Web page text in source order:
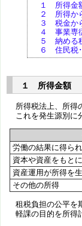
１ 所得金
２ 所得か
３ 税金か
４ 事業専
５ 納める
６ 住民税
１ 所得金額
所得税法上、所得
これを発生源別に
労働の結果に得ら
資本や資産をもと
資産運用が所得を
その他の所得
租税負担の公平を
軽課の目的を所得